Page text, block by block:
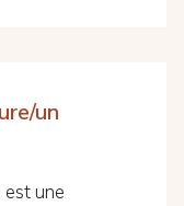
un
une